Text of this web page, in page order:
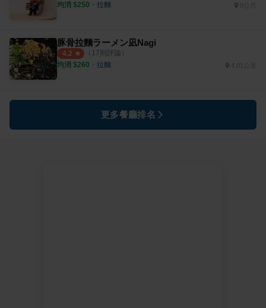
均消 $250 ・ 拉麵
豚骨拉麵ラーメン凪Nagi
4.2 （ 17則評論）
均消 $260 ・ 拉麵 4.01公里
更多餐廳排名